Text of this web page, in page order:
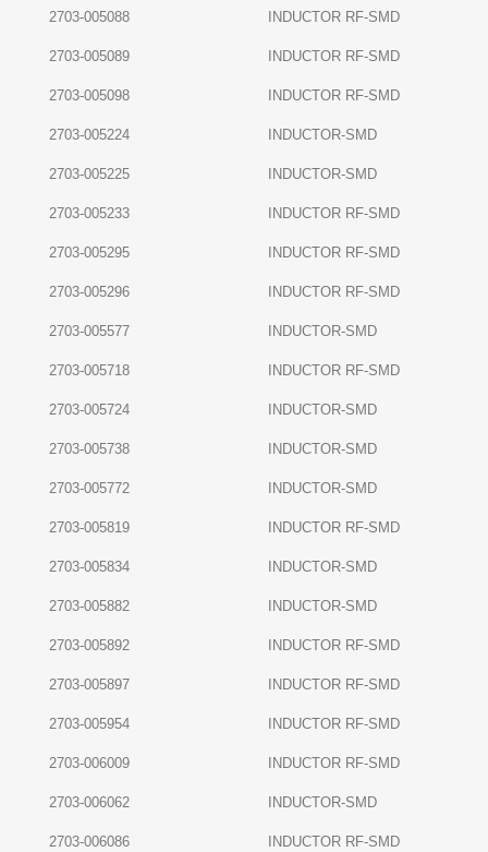
2703-005088 INDUCTOR RF-SMD
2703-005089 INDUCTOR RF-SMD
2703-005098 INDUCTOR RF-SMD
2703-005224 INDUCTOR-SMD
2703-005225 INDUCTOR-SMD
2703-005233 INDUCTOR RF-SMD
2703-005295 INDUCTOR RF-SMD
2703-005296 INDUCTOR RF-SMD
2703-005577 INDUCTOR-SMD
2703-005718 INDUCTOR RF-SMD
2703-005724 INDUCTOR-SMD
2703-005738 INDUCTOR-SMD
2703-005772 INDUCTOR-SMD
2703-005819 INDUCTOR RF-SMD
2703-005834 INDUCTOR-SMD
2703-005882 INDUCTOR-SMD
2703-005892 INDUCTOR RF-SMD
2703-005897 INDUCTOR RF-SMD
2703-005954 INDUCTOR RF-SMD
2703-006009 INDUCTOR RF-SMD
2703-006062 INDUCTOR-SMD
2703-006086 INDUCTOR RF-SMD